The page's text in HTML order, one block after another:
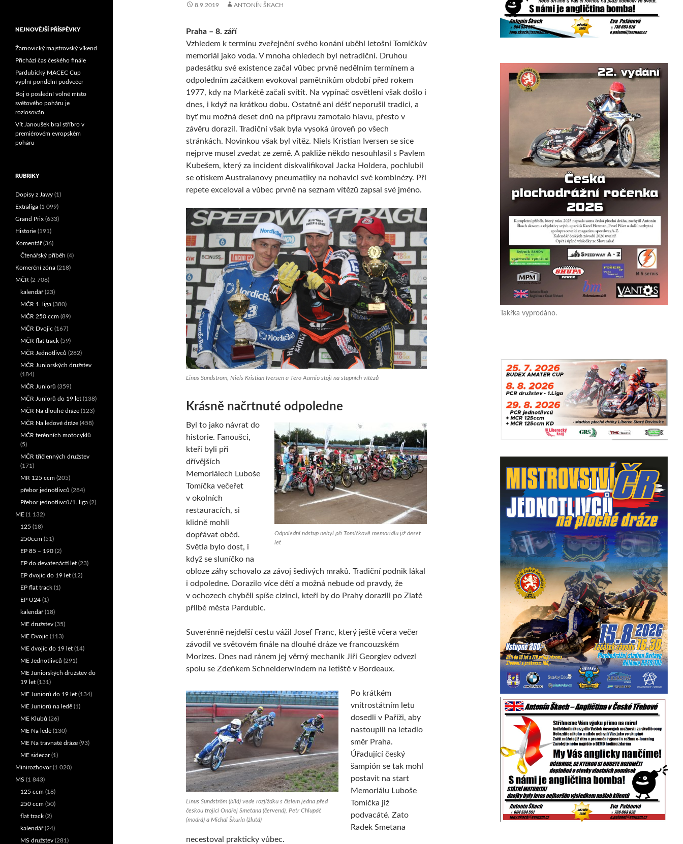
8.9.2019 ANTONÍN ŠKACH
Praha – 8. září
Vzhledem k termínu zveřejnění svého konání uběhl letošní Tomíčkův
memoriál jako voda. V mnoha ohledech byl netradiční. Druhou
padesátku své existence začal vůbec prvně nedělním termínem a
odpoledním začátkem evokoval pamětníkům období před rokem
1977, kdy na Markétě začali svítit. Na vypínač osvětlení však došlo i
dnes, i když na krátkou dobu. Ostatně ani déšť neporušil tradici, a
byť mu možná deset dnů na přípravu zamotalo hlavu, přesto v
závěru dorazil. Tradiční však byla vysoká úroveň po všech
stránkách. Novinkou však byl vítěz. Niels Kristian Iversen se sice
nejprve musel zvedat ze země. A pakliže někdo nesouhlasil s Pavlem
Kubešem, který za incident diskvalifikoval Jacka Holdera, pochlubil
se otiskem Australanovy pneumatiky na nohavici své kombinézy. Při
repete exceloval a vůbec prvně na seznam vítězů zapsal své jméno.
Linus Sundström, Niels Kristian Iversen a Tero Aarnio stojí na stupních vítězů
Krásně načrtnuté odpoledne
Odpolední nástup nebyl při Tomíčkově memoriálu již deset
let
Byl to jako návrat do
historie. Fanoušci,
kteří byli při
dřívějších
Memoriálech Luboše
Tomíčka večeřet
v okolních
restauracích, si
klidně mohli
dopřávat oběd.
Světla bylo dost, i
když se sluníčko na
obloze záhy schovalo za závoj šedivých mraků. Tradiční podnik lákal
i odpoledne. Dorazilo více dětí a možná nebude od pravdy, že
v ochozech chyběli spíše cizinci, kteří by do Prahy dorazili po Zlaté
přilbě města Pardubic.
Suverénně nejdelší cestu vážil Josef Franc, který ještě včera večer
závodil ve světovém finále na dlouhé dráze ve francouzském
Morizes. Dnes nad ránem jej věrný mechanik Jiří Georgiev odvezl
spolu se Zdeňkem Schneiderwindem na letiště v Bordeaux.
Linus Sundström (bílá) vede rozjížďku s číslem jedna před
českou trojicí Ondřej Smetana (červená), Petr Chlupáč
(modrá) a Michal Škurla (žlutá)
Po krátkém
vnitrostátním letu
dosedli v Paříži, aby
nastoupili na letadlo
směr Praha.
Úřadující český
šampión se tak mohl
postavit na start
Memoriálu Luboše
Tomíčka již
podvacáté. Zato
Radek Smetana
necestoval prakticky vůbec.
Takřka vyprodáno.
NEJNOVĚJŠÍ PŘÍSPĚVKY
Žarnovický majstrovský víkend
Přichází čas českého finále
Pardubický MACEC Cup
vyplní pondělní podvečer
Boj o poslední volné místo
světového poháru je
rozlosován
Vít Janoušek bral stříbro v
premiérovém evropském
poháru
RUBRIKY
Dopisy z Jawy (1)
Extraliga (1 099)
Grand Prix (633)
Historie (191)
Komentář(36)
Čtenářský příběh (4)
Komerční zóna (218)
MČR (2 706)
kalendář(23)
MČR 1. liga (380)
MČR 250 ccm (89)
MČR Dvojic (167)
MČR flat track (59)
MČR Jednotlivců (282)
MČR Juniorských družstev
(184)
MČR Juniorů (359)
MČR Juniorů do 19 let (138)
MČR Na dlouhé dráze (123)
MČR Na ledové dráze (458)
MČR terénních motocyklů
(5)
MČR tříčlenných družstev
(171)
MR 125 ccm (205)
přebor jednotlivců (284)
Přebor jednotlivců/1. liga (2)
ME (1 132)
125 (18)
250ccm (51)
EP 85 – 190 (2)
EP do devatenácti let (23)
EP dvojic do 19 let (12)
EP flat track (1)
EP U24 (1)
kalendář(18)
ME družstev (35)
ME Dvojic (113)
ME dvojic do 19 let (14)
ME Jednotlivců (291)
ME Juniorských družstev do
19 let (131)
ME Juniorů do 19 let (134)
ME Juniorů na ledě (1)
ME Klubů (26)
ME Na ledě (130)
ME Na travnaté dráze (93)
ME sidecar(1)
Minirozhovor(1 020)
MS (1 843)
125 ccm (18)
250 ccm (50)
flat track (2)
kalendář(24)
MS družstev (281)